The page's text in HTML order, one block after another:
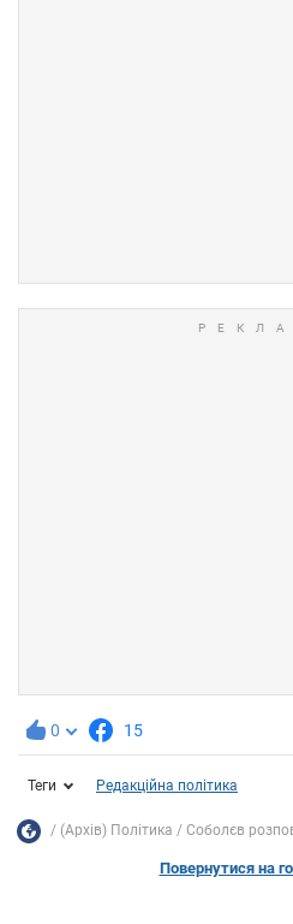
0 15
Теги Редакційна політика
(Архів) Політика Соболєв
Повернутися на